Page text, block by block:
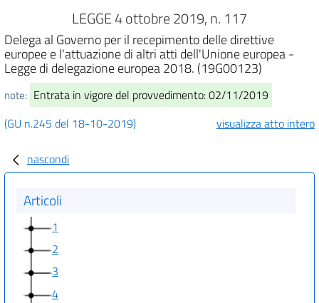
LEGGE 4 ottobre 2019, n. 117
Delega al Governo per il recepimento delle direttive
europee e l'attuazione di altri atti dell'Unione europea -
Legge di delegazione europea 2018. (19G00123)
note: Entrata in vigore del provvedimento: 02/11/2019
(GU n.245 del 18-10-2019)
visualizza atto intero
nascondi
Articoli
1
2
3
4